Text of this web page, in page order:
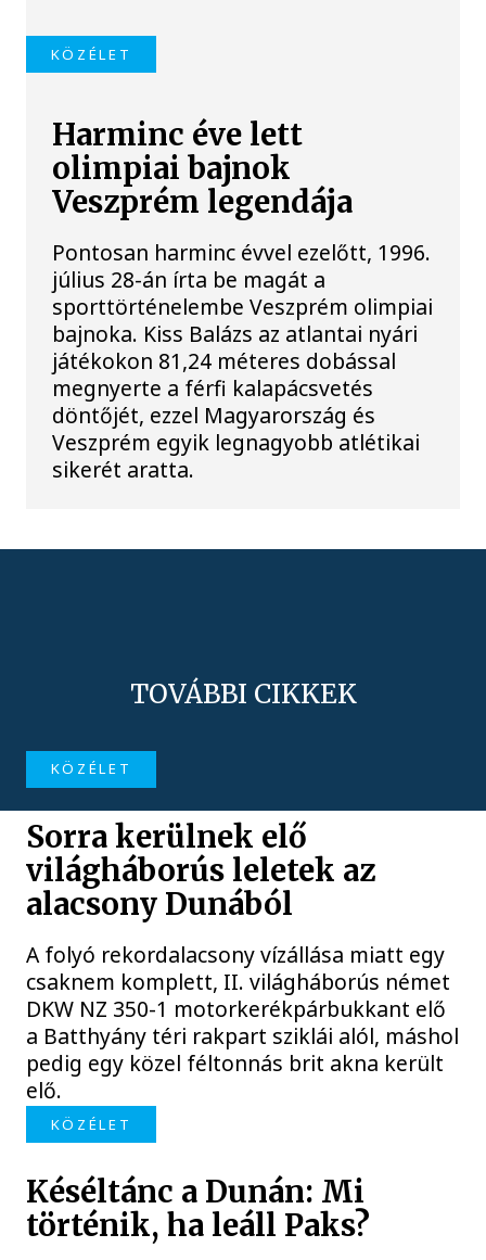
KÖZÉLET
Harminc éve lett
olimpiai bajnok
Veszprém legendája
Pontosan harminc évvel ezelőtt, 1996.
július 28-án írta be magát a
sporttörténelembe Veszprém olimpiai
bajnoka. Kiss Balázs az atlantai nyári
játékokon 81,24 méteres dobással
megnyerte a férfi kalapácsvetés
döntőjét, ezzel Magyarország és
Veszprém egyik legnagyobb atlétikai
sikerét aratta.
TOVÁBBI CIKKEK
KÖZÉLET
Sorra kerülnek elő
világháborús leletek az
alacsony Dunából
A folyó rekordalacsony vízállása miatt egy
csaknem komplett, II. világháborús német
DKW NZ 350-1 motorkerékpárbukkant elő
a Batthyány téri rakpart sziklái alól, máshol
pedig egy közel féltonnás brit akna került
elő.
KÖZÉLET
Késéltánc a Dunán: Mi
történik, ha leáll Paks?